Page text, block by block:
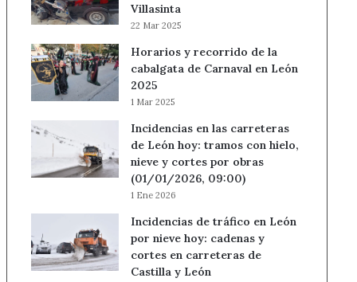
Villasinta
22 Mar 2025
Horarios y recorrido de la
cabalgata de Carnaval en León
2025
1 Mar 2025
Incidencias en las carreteras
de León hoy: tramos con hielo,
nieve y cortes por obras
(01/01/2026, 09:00)
1 Ene 2026
Incidencias de tráfico en León
por nieve hoy: cadenas y
cortes en carreteras de
Castilla y León